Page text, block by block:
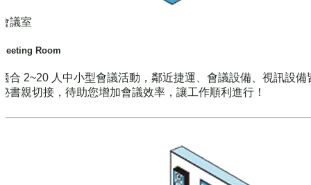
議室
Room
合 2~20 人中小型會議活動，鄰近捷運、會議設備、視訊設備
書親切接，待助您增加會議效率，讓工作順利進行！